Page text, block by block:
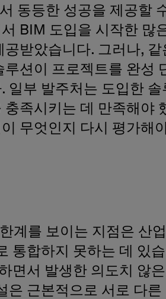
동등한 성공을 제공할
BIM 도입을 시작한 많
받았습니다. 그러나,
션이 프로젝트를 완성
일부 발주처는 도입한 솔
족시키는 데 만족해야
무엇인지 다시 평가해
계를 보이는 지점은 산
통합하지 못하는 데 있
면서 발생한 의도치 않
근본적으로 서로 다른